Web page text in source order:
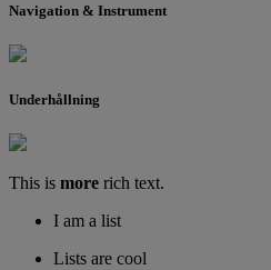
Navigation & Instrument
Underhållning
This is more rich text.
I am a list
Lists are cool